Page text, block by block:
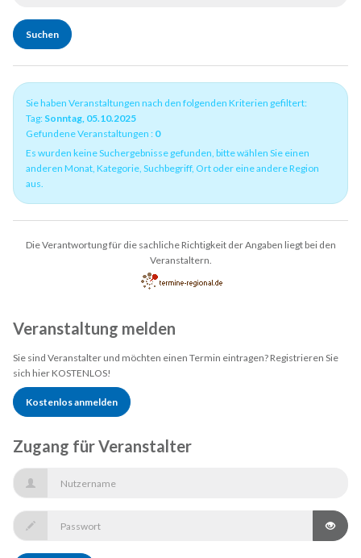
Sie haben Veranstaltungen nach den folgenden Kriterien gefiltert:
Tag: Sonntag, 05.10.2025
Gefundene Veranstaltungen : 0
Es wurden keine Suchergebnisse gefunden, bitte wählen Sie einen
anderen Monat, Kategorie, Suchbegriff, Ort oder eine andere Region
aus.
Die Verantwortung für die sachliche Richtigkeit der Angaben liegt bei den
Veranstaltern.
Veranstaltung melden
Sie sind Veranstalter und möchten einen Termin eintragen? Registrieren Sie
sich hier KOSTENLOS!
Kostenlos anmelden
Zugang für Veranstalter